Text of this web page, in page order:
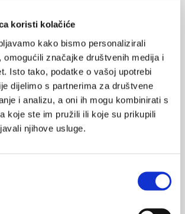
koristi kolačiće
kako bismo personalizirali
omogućili značajke društvenih medija i
Isto tako, podatke o vašoj upotrebi
dijelimo s partnerima za društvene
i analizu, a oni ih mogu kombinirati s
koje ste im pružili ili koje su prikupili
njihove usluge.
>